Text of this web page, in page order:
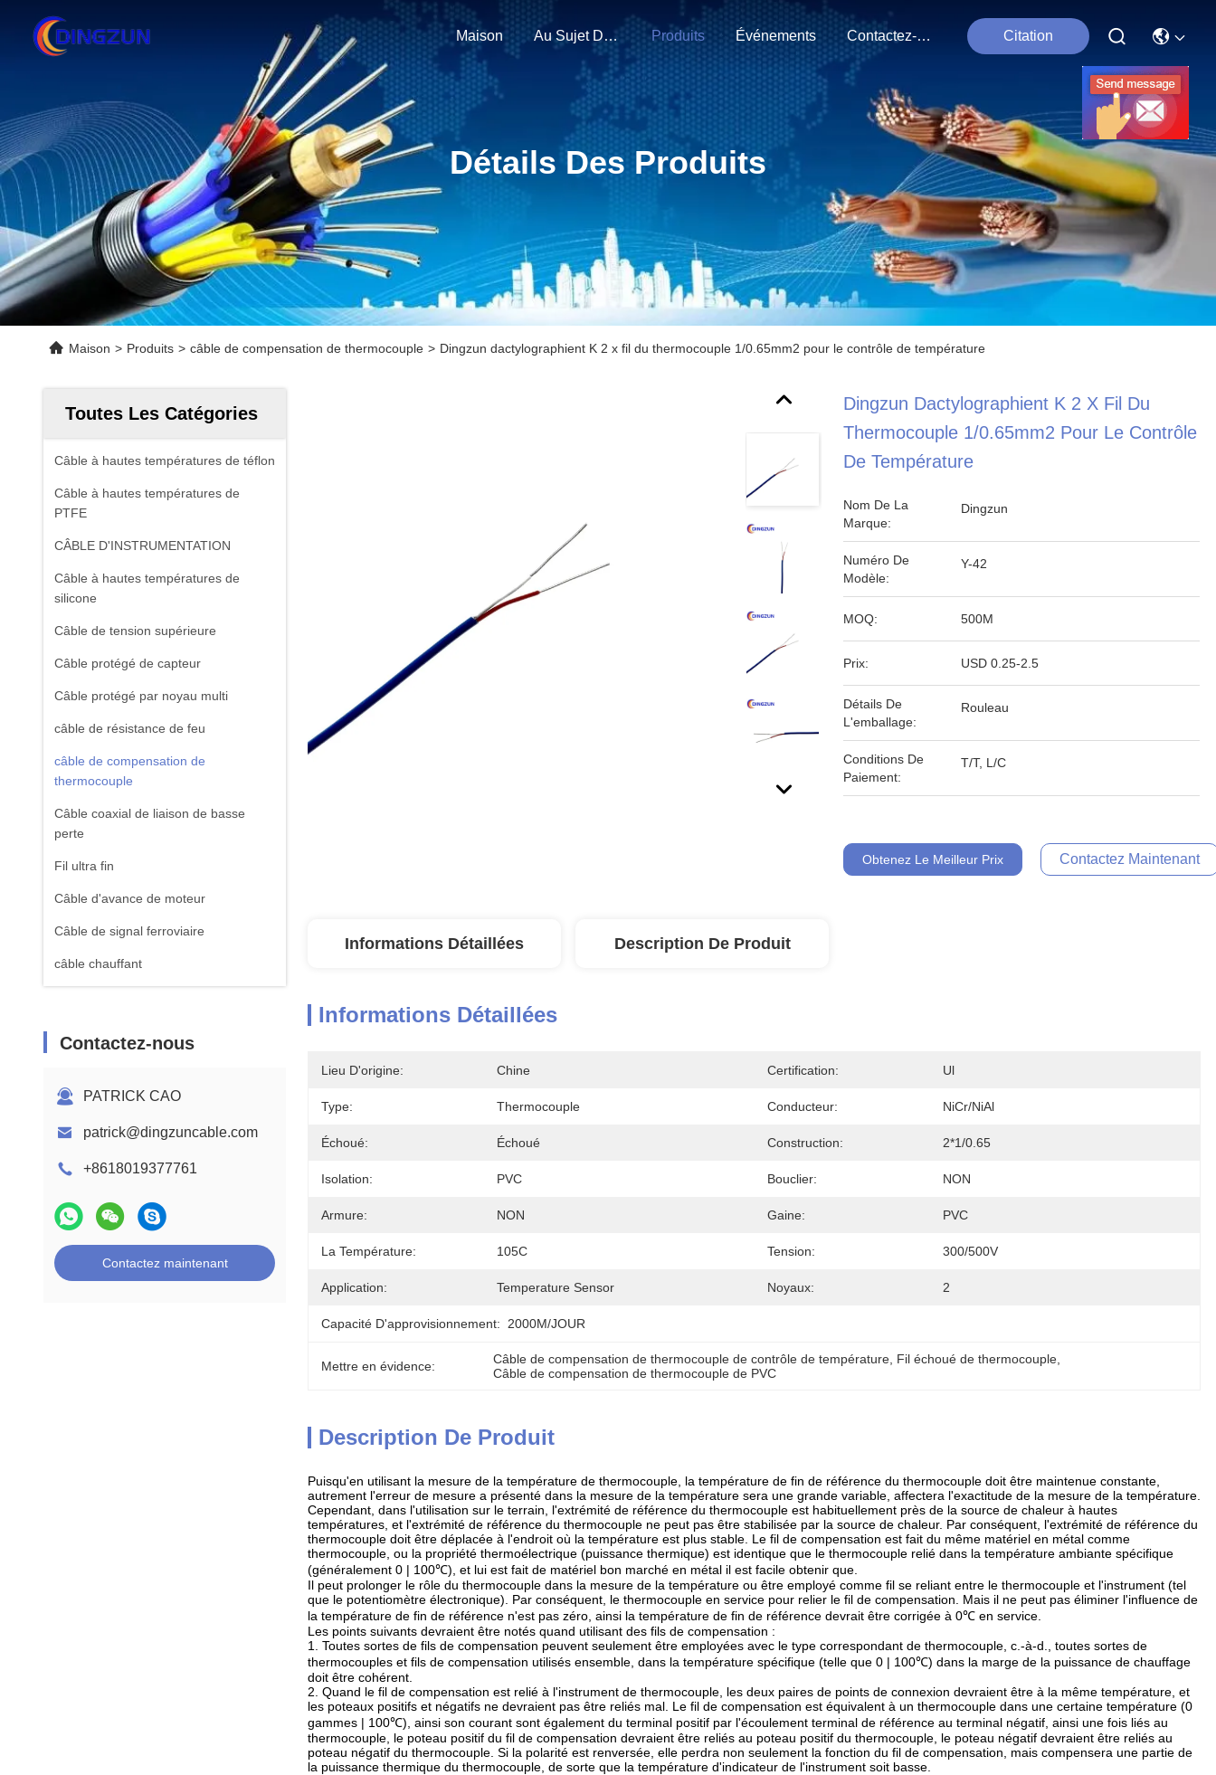
Maison Au Sujet De Nous Produits Événements Contactez-Nous Citation
Détails Des Produits
Maison > Produits > câble de compensation de thermocouple > Dingzun dactylographient K 2 x fil du thermocouple 1/0.65mm2 pour le contrôle de température
Toutes Les Catégories
Câble à hautes températures de téflon
Câble à hautes températures de
PTFE
CÂBLE D'INSTRUMENTATION
Câble à hautes températures de
silicone
Câble de tension supérieure
Câble protégé de capteur
Câble protégé par noyau multi
câble de résistance de feu
câble de compensation de
thermocouple
Câble coaxial de liaison de basse
perte
Fil ultra fin
Câble d'avance de moteur
Câble de signal ferroviaire
câble chauffant
Contactez-nous
PATRICK CAO
patrick@dingzuncable.com
+8618019377761
Contactez maintenant
Dingzun Dactylographient K 2 X Fil Du
Thermocouple 1/0.65mm2 Pour Le Contrôle
De Température
Nom De La
Marque:
Dingzun
Numéro De
Modèle:
Y-42
MOQ: 500M
Prix: USD 0.25-2.5
Détails De
L'emballage:
Rouleau
Conditions De
Paiement:
T/T, L/C
Obtenez Le Meilleur Prix Contactez Maintenant
Informations Détaillées Description De Produit
Informations Détaillées
Lieu D'origine: Chine Certification: Ul
Type: Thermocouple Conducteur: NiCr/NiAl
Échoué: Échoué Construction: 2*1/0.65
Isolation: PVC Bouclier: NON
Armure: NON Gaine: PVC
La Température: 105C Tension: 300/500V
Application: Temperature Sensor Noyaux: 2
Capacité D'approvisionnement: 2000M/JOUR
Mettre en évidence: Câble de compensation de thermocouple de contrôle de température, Fil échoué de thermocouple,
Câble de compensation de thermocouple de PVC
Description De Produit
Puisqu'en utilisant la mesure de la température de thermocouple, la température de fin de référence du thermocouple doit être maintenue constante,
autrement l'erreur de mesure a présenté dans la mesure de la température sera une grande variable, affectera l'exactitude de la mesure de la température.
Cependant, dans l'utilisation sur le terrain, l'extrémité de référence du thermocouple est habituellement près de la source de chaleur à hautes
températures, et l'extrémité de référence du thermocouple ne peut pas être stabilisée par la source de chaleur. Par conséquent, l'extrémité de référence du
thermocouple doit être déplacée à l'endroit où la température est plus stable. Le fil de compensation est fait du même matériel en métal comme
thermocouple, ou la propriété thermoélectrique (puissance thermique) est identique que le thermocouple relié dans la température ambiante spécifique
(généralement 0 | 100℃), et lui est fait de matériel bon marché en métal il est facile obtenir que.
Il peut prolonger le rôle du thermocouple dans la mesure de la température ou être employé comme fil se reliant entre le thermocouple et l'instrument (tel
que le potentiomètre électronique). Par conséquent, le thermocouple en service pour relier le fil de compensation. Mais il ne peut pas éliminer l'influence de
la température de fin de référence n'est pas zéro, ainsi la température de fin de référence devrait être corrigée à 0℃ en service.
Les points suivants devraient être notés quand utilisant des fils de compensation :
1. Toutes sortes de fils de compensation peuvent seulement être employées avec le type correspondant de thermocouple, c.-à-d., toutes sortes de
thermocouples et fils de compensation utilisés ensemble, dans la température spécifique (telle que 0 | 100℃) dans la marge de la puissance de chauffage
doit être cohérent.
2. Quand le fil de compensation est relié à l'instrument de thermocouple, les deux paires de points de connexion devraient être à la même température, et
les poteaux positifs et négatifs ne devraient pas être reliés mal. Le fil de compensation est équivalent à un thermocouple dans une certaine température (0
gammes | 100℃), ainsi son courant sont également du terminal positif par l'écoulement terminal de référence au terminal négatif, ainsi une fois liés au
thermocouple, le poteau positif du fil de compensation devraient être reliés au poteau positif du thermocouple, le poteau négatif devraient être reliés au
poteau négatif du thermocouple. Si la polarité est renversée, elle perdra non seulement la fonction du fil de compensation, mais compensera une partie de
la puissance thermique du thermocouple, de sorte que la température d'indicateur de l'instrument soit basse.